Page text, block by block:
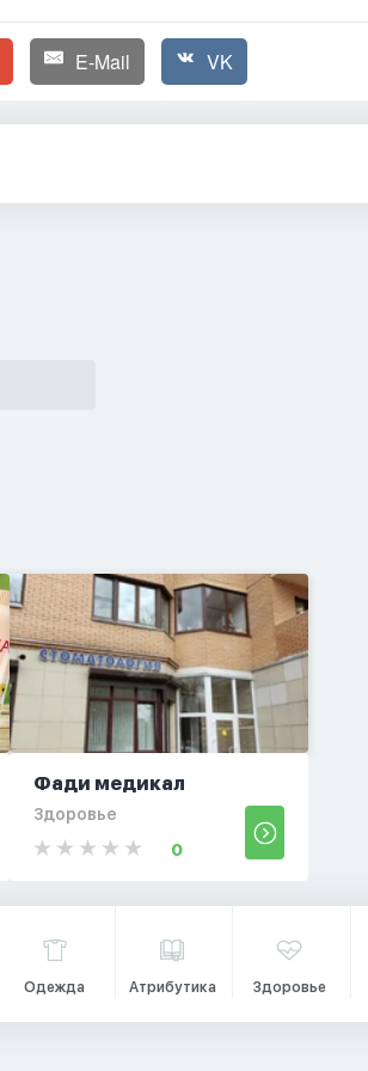
E-Mail VK
Фади медикал
Здоровье
0
Одежда Атрибутика Здоровье